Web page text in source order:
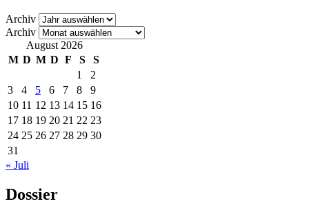
Archiv
Archiv
August 2026
M D M D F S
S
1
2
3
4 5 6 7 8
9
10 11 12 13 14 15 16
17 18 19 20 21 22 23
24 25 26 27 28 29 30
31
« Juli
Dossier